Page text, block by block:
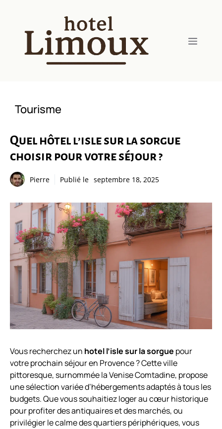
contenu
Menu
Tourisme
Quel hôtel l’isle sur la sorgue
choisir pour votre séjour ?
Pierre Publié le septembre 18, 2025
Vous recherchez un hotel l’isle sur la sorgue pour
votre prochain séjour en Provence ? Cette ville
pittoresque, surnommée la Venise Comtadine, propose
une sélection variée d’hébergements adaptés à tous les
budgets. Que vous souhaitiez loger au cœur historique
pour profiter des antiquaires et des marchés, ou
privilégier le calme des quartiers périphériques, vous